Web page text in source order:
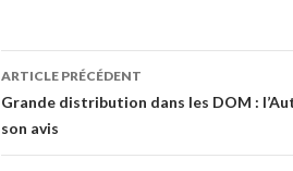
Navigation
des
articles
ARTICLE PRÉCÉDENT
Grande distribution dans les DOM :
son avis